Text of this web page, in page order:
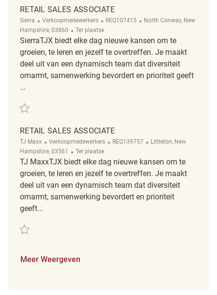
RETAIL SALES ASSOCIATE
Sierra Categorie
Verkoopmedewerkers ReqId
REQ107415 Plaats
North Conway, New
Hampshire, 03860
Afgelegen
Ter plaatse
SierraTJX biedt elke dag nieuwe kansen om te
groeien, te leren en jezelf te overtreffen. Je maakt
deel uit van een dynamisch team dat diversiteit
omarmt, samenwerking bevordert en prioriteit geeft
...
Redden Retail Sales Associate REQ107415
RETAIL SALES ASSOCIATE
TJ Maxx Categorie
Verkoopmedewerkers ReqId
REQ139757 Plaats
Littleton, New
Hampshire, 03561
Afgelegen
Ter plaatse
TJ MaxxTJX biedt elke dag nieuwe kansen om te
groeien, te leren en jezelf te overtreffen. Je maakt
deel uit van een dynamisch team dat diversiteit
omarmt, samenwerking bevordert en prioriteit
geeft...
Redden Retail Sales Associate REQ139757
Meer Weergeven